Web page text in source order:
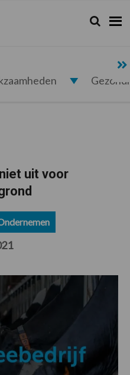
Zoeken...
Zoek
uit voor